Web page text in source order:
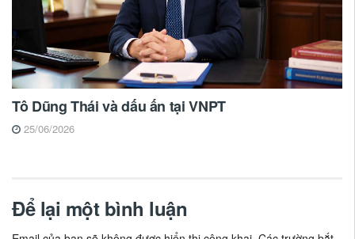
Tô Dũng Thái và dấu ấn tại VNPT
25/06/2026
Để lại một bình luận